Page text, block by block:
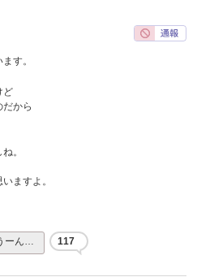
す。
ど
から
。
ますよ。
ーん… 117